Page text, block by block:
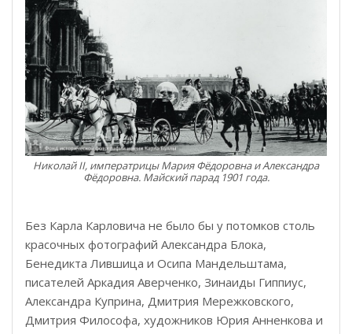
Николай II, императрицы Мария Фёдоровна и Александра
Фёдоровна. Майский парад 1901 года.
Без Карла Карловича не было бы у потомков столь
красочных фотографий Александра Блока,
Бенедикта Лившица и Осипа Мандельштама,
писателей Аркадия Аверченко, Зинаиды Гиппиус,
Александра Куприна, Дмитрия Мережковского,
Дмитрия Философа, художников Юрия Анненкова и